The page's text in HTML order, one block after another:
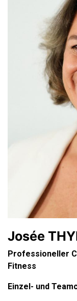
Josée
Professioneller
Fitness
Einzel- und